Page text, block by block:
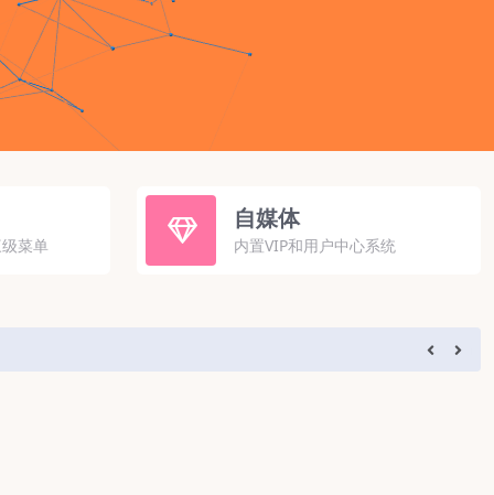
菜单
自媒体
内置VIP和用户中心系统